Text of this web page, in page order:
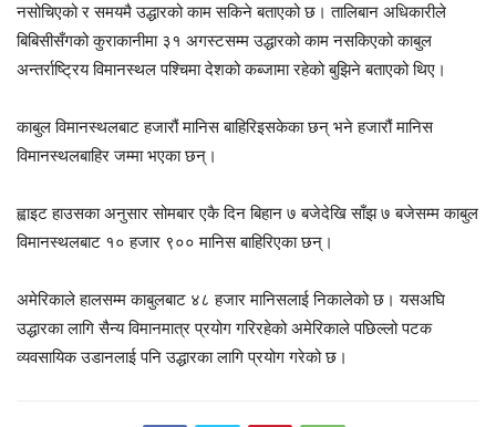
नसोचिएको र समयमै उद्धारको काम सकिने बताएको छ। तालिबान अधिकारीले
बिबिसीसँगको कुराकानीमा ३१ अगस्टसम्म उद्धारको काम नसकिएको काबुल
अन्तर्राष्ट्रिय विमानस्थल पश्चिमा देशको कब्जामा रहेको बुझिने बताएको थिए।
काबुल विमानस्थलबाट हजारौं मानिस बाहिरिइसकेका छन् भने हजारौं मानिस
विमानस्थलबाहिर जम्मा भएका छन्।
ह्वाइट हाउसका अनुसार सोमबार एकै दिन बिहान ७ बजेदेखि साँझ ७ बजेसम्म काबुल
विमानस्थलबाट १० हजार ९०० मानिस बाहिरिएका छन्।
अमेरिकाले हालसम्म काबुलबाट ४८ हजार मानिसलाई निकालेको छ। यसअघि
उद्धारका लागि सैन्य विमानमात्र प्रयोग गरिरहेको अमेरिकाले पछिल्लो पटक
व्यवसायिक उडानलाई पनि उद्धारका लागि प्रयोग गरेको छ।